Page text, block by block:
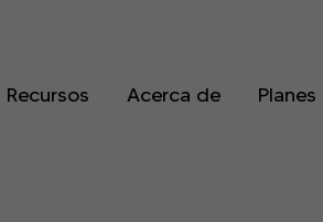
Recursos Acerca de Planes